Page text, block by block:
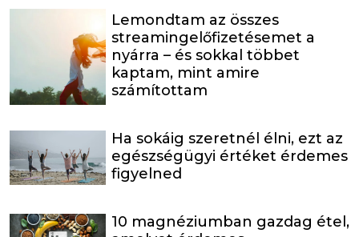
Lemondtam az összes
streamingelőfizetésemet a
nyárra – és sokkal többet
kaptam, mint amire
számítottam
Ha sokáig szeretnél élni, ezt az
egészségügyi értéket érdemes
figyelned
10 magnéziumban gazdag étel,